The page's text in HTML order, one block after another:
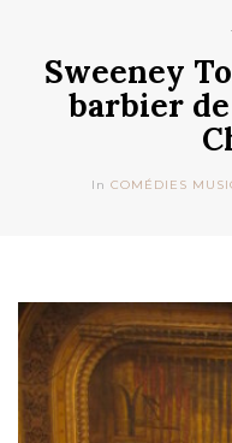
Sweeney
barbier
In COMÉDIES